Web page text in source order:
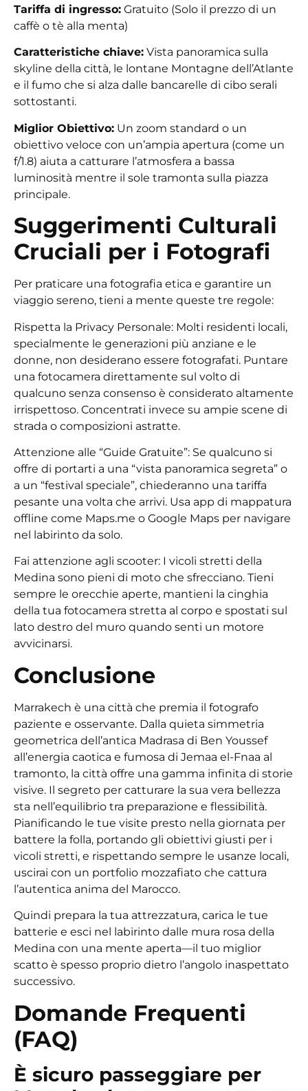
Tariffa di ingresso: Gratuito (Solo il prezzo di un
caffè o tè alla menta)
Caratteristiche chiave: Vista panoramica sulla
skyline della città, le lontane Montagne dell’Atlante
e il fumo che si alza dalle bancarelle di cibo serali
sottostanti.
Miglior Obiettivo: Un zoom standard o un
obiettivo veloce con un’ampia apertura (come un
f/1.8) aiuta a catturare l’atmosfera a bassa
luminosità mentre il sole tramonta sulla piazza
principale.
Suggerimenti Culturali
Cruciali per i Fotografi
Per praticare una fotografia etica e garantire un
viaggio sereno, tieni a mente queste tre regole:
Rispetta la Privacy Personale: Molti residenti locali,
specialmente le generazioni più anziane e le
donne, non desiderano essere fotografati. Puntare
una fotocamera direttamente sul volto di
qualcuno senza consenso è considerato altamente
irrispettoso. Concentrati invece su ampie scene di
strada o composizioni astratte.
Attenzione alle “Guide Gratuite”: Se qualcuno si
offre di portarti a una “vista panoramica segreta” o
a un “festival speciale”, chiederanno una tariffa
pesante una volta che arrivi. Usa app di mappatura
offline come Maps.me o Google Maps per navigare
nel labirinto da solo.
Fai attenzione agli scooter: I vicoli stretti della
Medina sono pieni di moto che sfrecciano. Tieni
sempre le orecchie aperte, mantieni la cinghia
della tua fotocamera stretta al corpo e spostati sul
lato destro del muro quando senti un motore
avvicinarsi.
Conclusione
Marrakech è una città che premia il fotografo
paziente e osservante. Dalla quieta simmetria
geometrica dell’antica Madrasa di Ben Youssef
all’energia caotica e fumosa di Jemaa el-Fnaa al
tramonto, la città offre una gamma infinita di storie
visive. Il segreto per catturare la sua vera bellezza
sta nell’equilibrio tra preparazione e flessibilità.
Pianificando le tue visite presto nella giornata per
battere la folla, portando gli obiettivi giusti per i
vicoli stretti, e rispettando sempre le usanze locali,
uscirai con un portfolio mozzafiato che cattura
l’autentica anima del Marocco.
Quindi prepara la tua attrezzatura, carica le tue
batterie e esci nel labirinto dalle mura rosa della
Medina con una mente aperta—il tuo miglior
scatto è spesso proprio dietro l’angolo inaspettato
successivo.
Domande Frequenti
(FAQ)
È sicuro passeggiare per